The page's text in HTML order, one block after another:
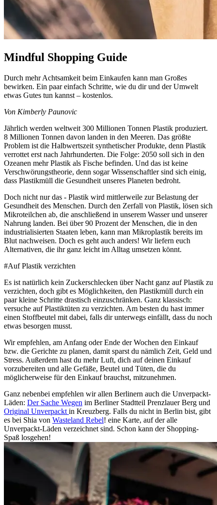
Mindful Shopping Guide
Durch mehr Achtsamkeit beim Einkaufen kann man Großes
bewirken. Ein paar einfach Schritte, wie du dir und der Umwelt
etwas Gutes tun kannst – kostenlos.
Von Kimberly Paunovic
Jährlich werden weltweit 300 Millionen Tonnen Plastik produziert.
8 Millionen Tonnen davon landen in den Meeren. Das größte
Problem ist die Halbwertszeit synthetischer Produkte, denn Plastik
verrottet erst nach Jahrhunderten. Die Folge: 2050 soll sich in den
Ozeanen mehr Plastik als Fische befinden. Und das ist keine
Verschwörungstheorie, denn sogar Wissenschaftler sind sich einig,
dass Plastikmüll die Gesundheit unseres Planeten bedroht.
Doch nicht nur das - Plastik wird mittlerweile zur Belastung der
Gesundheit des Menschen. Durch den Zerfall von Plastik, lösen sich
Mikroteilchen ab, die anschließend in unserem Wasser und unserer
Nahrung landen. Bei über 90 Prozent der Menschen, die in den
industrialisierten Staaten leben, kann man Mikroplastik bereits im
Blut nachweisen. Doch es geht auch anders! Wir liefern euch
Alternativen, die ihr ganz leicht im Alltag umsetzen könnt.
#Auf Plastik verzichten
Es ist natürlich kein Zuckerschlecken über Nacht ganz auf Plastik zu
verzichten, doch gibt es Möglichkeiten, den Plastikmüll durch ein
paar kleine Schritte drastisch einzuschränken. Ganz klassisch:
versuche auf Plastiktüten zu verzichten. Am besten du hast immer
einen Stoffbeutel mit dabei, falls dir unterwegs einfällt, dass du noch
etwas besorgen musst.
Wir empfehlen, am Anfang oder Ende der Wochen den Einkauf
bzw. die Gerichte zu planen, damit sparst du nämlich Zeit, Geld und
Stress. Außerdem hast du mehr Luft, dich auf deinen Einkauf
vorzubereiten und alle Gefäße, Beutel und Tüten, die du
möglicherweise für den Einkauf brauchst, mitzunehmen.
Ganz nebenbei empfehlen wir allen Berlinern auch die Unverpackt-
Läden: Der Sache Wegen im Berliner Stadtteil Prenzlauer Berg und
Original Unverpackt in Kreuzberg. Falls du nicht in Berlin bist, gibt
es bei Shia von Wasteland Rebel! eine Karte, auf der alle
Unverpackt-Läden verzeichnet sind. Schon kann der Shopping-
Spaß losgehen!